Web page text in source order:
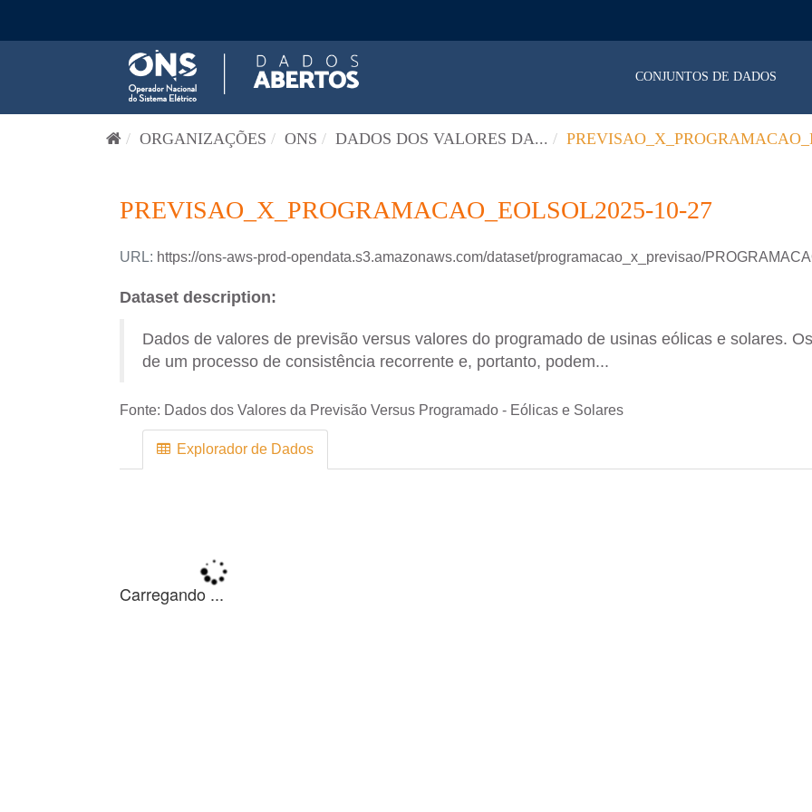
CONJUNTOS DE DADOS
ORGANIZAÇÕES ONS DADOS DOS VALORES DA...
PREVISAO_X_PROGRAMACAO_EOLSOL2025-10-27
URL: https://ons-aws-prod-opendata.s3.amazonaws.com/dataset/programacao_x_previsao/
Dataset description:
Dados de valores de previsão versus valores do programado de usinas eólicas e solares.
de um processo de consistência recorrente e, portanto, podem...
Fonte: Dados dos Valores da Previsão Versus Programado - Eólicas e Solares
Explorador de Dados